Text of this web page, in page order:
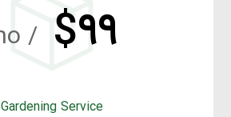
$۹۹ / mo
Gardening Service